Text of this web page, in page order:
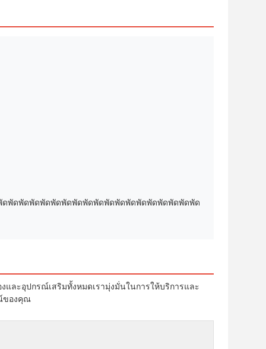
พัดพัดพัดพัดพัดพัดพัดพัดพัดพัดพัดพัดพัดพัดพัดพัดพัดพัด
ละอุปกรณ์เสริมทั้งหมดเรามุ่งมั่นในการให้บริการและ
ของคุณ